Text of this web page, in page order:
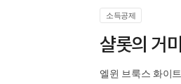
소득공제
샬롯의 거
엘윈 브룩스 화이트